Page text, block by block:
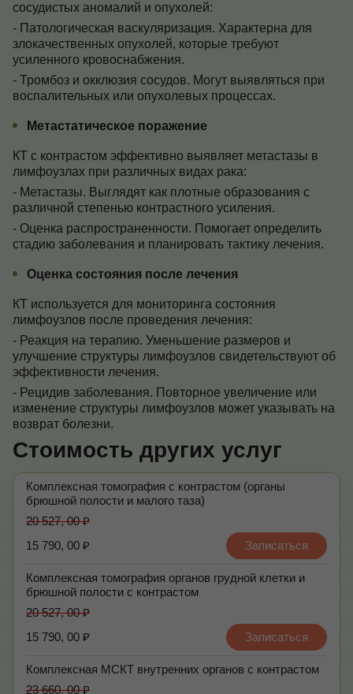
сосудистых аномалий и опухолей:
- Патологическая васкуляризация. Характерна для
злокачественных опухолей, которые требуют
усиленного кровоснабжения.
- Тромбоз и окклюзия сосудов. Могут выявляться при
воспалительных или опухолевых процессах.
Метастатическое поражение
КТ с контрастом эффективно выявляет метастазы в
лимфоузлах при различных видах рака:
- Метастазы. Выглядят как плотные образования с
различной степенью контрастного усиления.
- Оценка распространенности. Помогает определить
стадию заболевания и планировать тактику лечения.
Оценка состояния после лечения
КТ используется для мониторинга состояния
лимфоузлов после проведения лечения:
- Реакция на терапию. Уменьшение размеров и
улучшение структуры лимфоузлов свидетельствуют об
эффективности лечения.
- Рецидив заболевания. Повторное увеличение или
изменение структуры лимфоузлов может указывать на
возврат болезни.
Стоимость других услуг
Комплексная томография с контрастом (органы
брюшной полости и малого таза)
20 527, 00 ₽
15 790, 00 ₽
Записаться
Комплексная томография органов грудной клетки и
брюшной полости с контрастом
20 527, 00 ₽
15 790, 00 ₽
Записаться
Комплексная МСКТ внутренних органов с контрастом
23 660, 00 ₽